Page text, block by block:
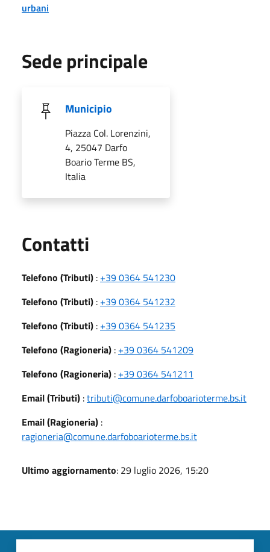
urbani
Sede principale
Municipio
Piazza Col. Lorenzini,
4, 25047 Darfo
Boario Terme BS,
Italia
Contatti
Telefono (Tributi) : +39 0364 541230
Telefono (Tributi) : +39 0364 541232
Telefono (Tributi) : +39 0364 541235
Telefono (Ragioneria) : +39 0364 541209
Telefono (Ragioneria) : +39 0364 541211
Email (Tributi) :tributi@comune.darfoboarioterme.bs.it
Email (Ragioneria) :
ragioneria@comune.darfoboarioterme.bs.it
Ultimo aggiornamento: 29 luglio 2026, 15:20